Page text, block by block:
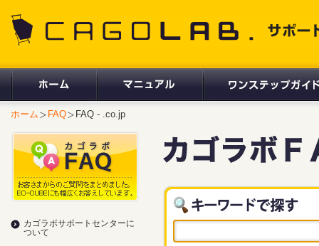
ホーム FAQ FAQ - .co.jp
カゴラボサポートセンターに
ついて